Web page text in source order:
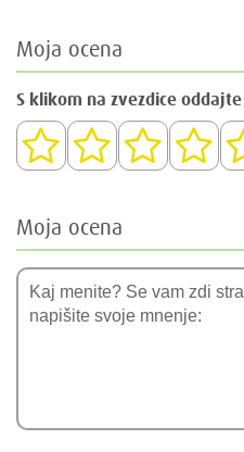
Moja ocena
S klikom na zvezdice
Moja ocena